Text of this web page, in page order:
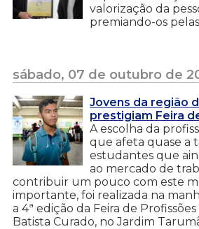
valorização da
premiando-os
sábado, 07 de outubro de
Jovens da região
prestigiam Feira
A escolha da
que afeta quase a
estudantes que
ao mercado de
contribuir um pouco com este
importante, foi realizada na
a 4ª edição da Feira de
Batista Curado, no Jardim